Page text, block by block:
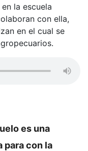
la escuela
con ella,
en el cual se
es una
para con la